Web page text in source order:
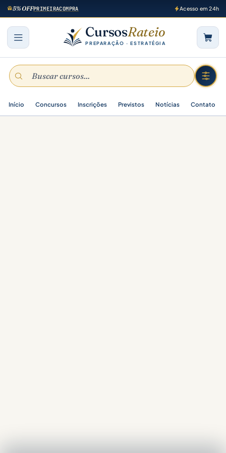
5% OFFPRIMEIRACOMPRA Acesso em 24h
CursosRateio
PREPARAÇÃO · ESTRATÉGIA
Início Concursos Inscrições Previstos Notícias Contato